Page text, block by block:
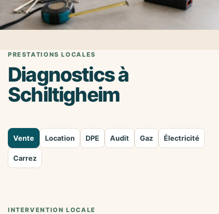
PRESTATIONS LOCALES
Diagnostics à
Schiltigheim
Vente Location DPE Audit Gaz Électricité
Carrez
INTERVENTION LOCALE